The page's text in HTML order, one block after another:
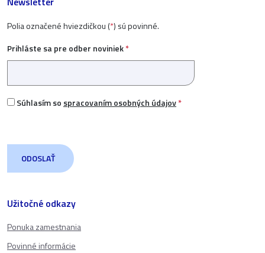
Užitočné odkazy
Ponuka zamestnania
Povinné informácie
Polia označené hviezdičkou (*) sú povinné.
Prihláste sa pre odber noviniek*
Súhlasím so spracovaním osobných údajov*